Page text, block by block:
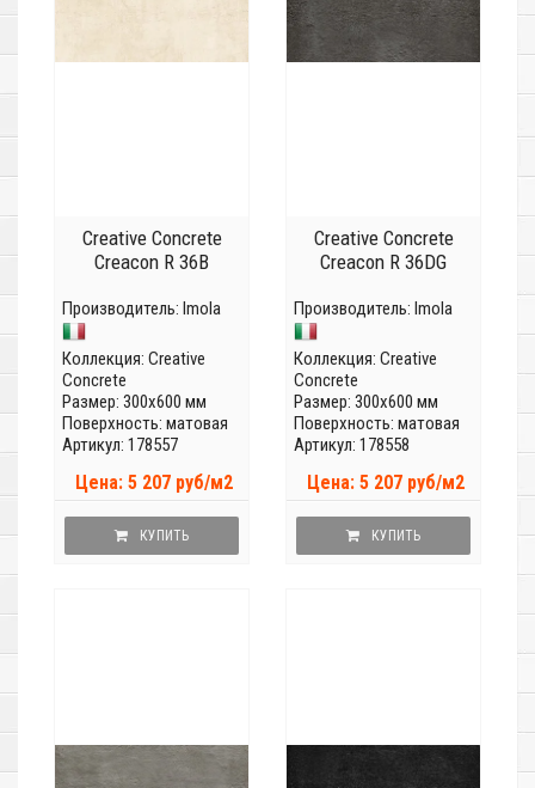
Creative Concrete
Creacon R 36B
Производитель: Imola
Коллекция: Creative
Concrete
Размер: 300x600 мм
Поверхность: матовая
Артикул: 178557
Цена: 5 207 руб/м2
КУПИТЬ
Creative Concrete
Creacon R 36DG
Производитель: Imola
Коллекция: Creative
Concrete
Размер: 300x600 мм
Поверхность: матовая
Артикул: 178558
Цена: 5 207 руб/м2
КУПИТЬ